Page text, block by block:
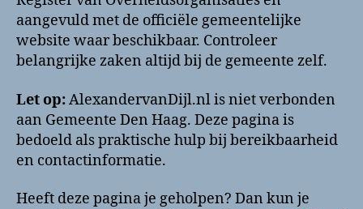
aangevuld met de officiële gemeentelijke
website waar beschikbaar. Controleer
belangrijke zaken altijd bij de gemeente zelf.
Let op:AlexandervanDijl.nl is niet verbonden
aan Gemeente Den Haag. Deze pagina is
bedoeld als praktische hulp bij bereikbaarheid
en contactinformatie.
Heeft deze pagina je geholpen? Dan kun je